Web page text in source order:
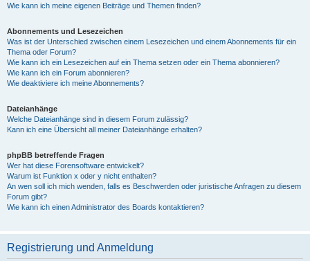
Wie kann ich meine eigenen Beiträge und Themen finden?
Abonnements und Lesezeichen
Was ist der Unterschied zwischen einem Lesezeichen und einem Abonnements für ein
Thema oder Forum?
Wie kann ich ein Lesezeichen auf ein Thema setzen oder ein Thema abonnieren?
Wie kann ich ein Forum abonnieren?
Wie deaktiviere ich meine Abonnements?
Dateianhänge
Welche Dateianhänge sind in diesem Forum zulässig?
Kann ich eine Übersicht all meiner Dateianhänge erhalten?
phpBB betreffende Fragen
Wer hat diese Forensoftware entwickelt?
Warum ist Funktion x oder y nicht enthalten?
An wen soll ich mich wenden, falls es Beschwerden oder juristische Anfragen zu diesem
Forum gibt?
Wie kann ich einen Administrator des Boards kontaktieren?
Registrierung und Anmeldung